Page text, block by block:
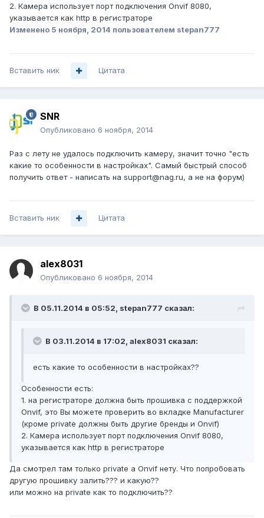
2. Камера использует порт подключения Onvif 8080,
указывается как http в регистраторе
Изменено 5 ноября, 2014 пользователем stepan777
Вставить ник Цитата
SNR
Опубликовано 6 ноября, 2014
Раз с лету не удалось подключить камеру, значит точно "есть
какие то особенности в настройках". Самый быстрый способ
получить ответ - написать на support@nag.ru, а не на форум)
Вставить ник Цитата
alex8031
Опубликовано 6 ноября, 2014
В 05.11.2014 в 05:52, stepan777 сказал:
В 03.11.2014 в 17:02, alex8031 сказал:
есть какие то особенности в настройках??
Особенности есть:
1. на регистраторе должна быть прошивка с поддержкой
Onvif, это Вы можете проверить во вкладке Manufacturer
(кроме private должны быть другие бренды и Onvif)
2. Камера использует порт подключения Onvif 8080,
указывается как http в регистраторе
Да смотрел там только private а Onvif нету. Что попробовать
другую прошивку залить??? и какую??
или можно на private как то подключить??